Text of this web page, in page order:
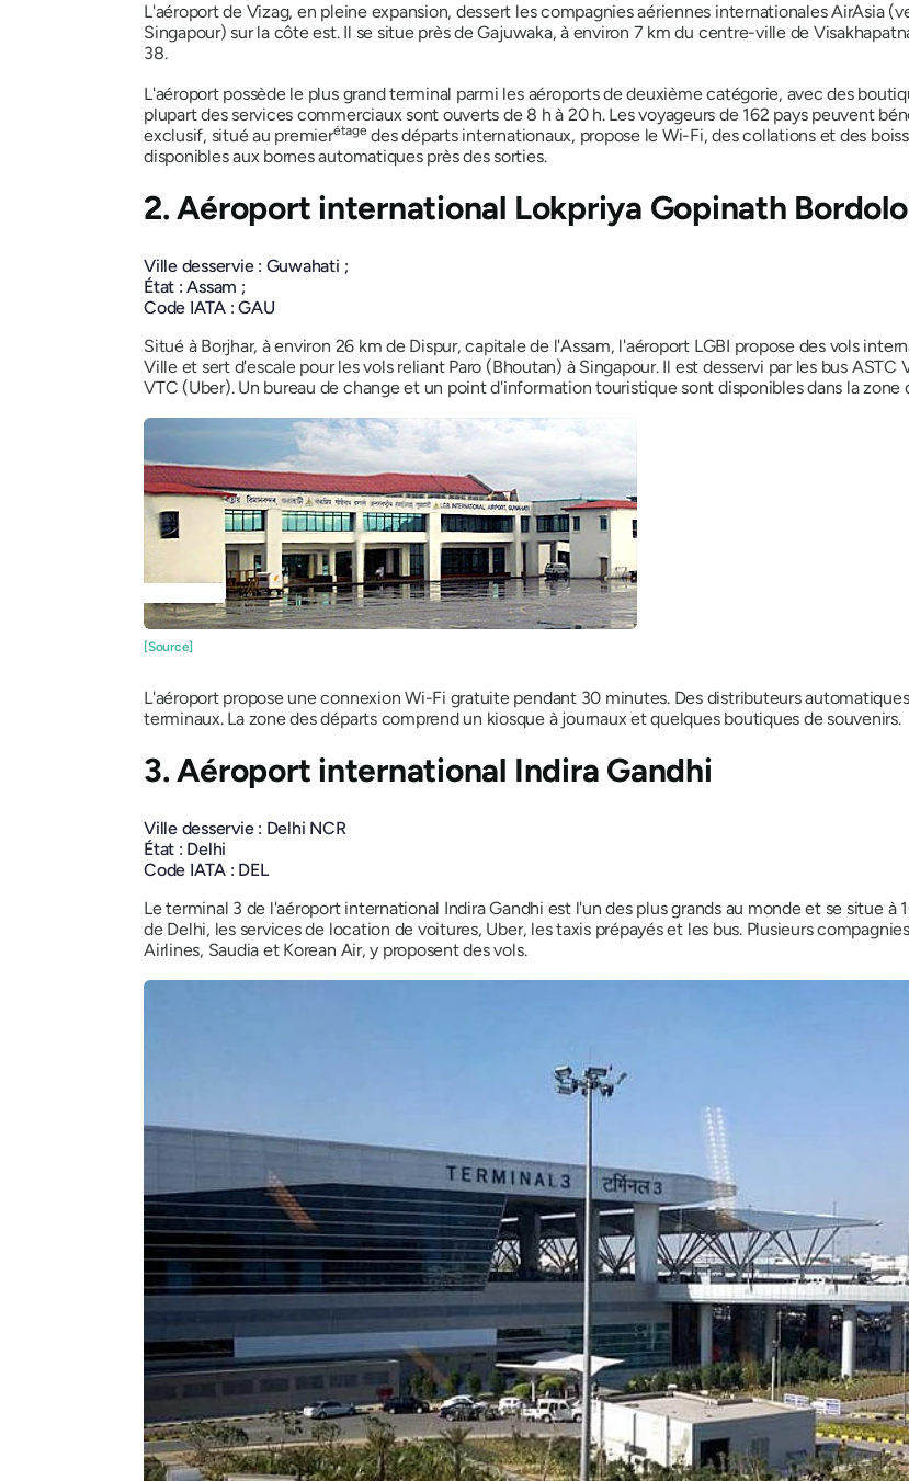
L'aéroport de Vizag, en pleine expansion, dessert les compagnies aériennes internationales AirAsia
Singapour) sur la côte est. Il se situe près de Gajuwaka, à environ 7 km du centre-ville de
38.
L'aéroport possède le plus grand terminal parmi les aéroports de deuxième catégorie, avec des
plupart des services commerciaux sont ouverts de 8 h à 20 h. Les voyageurs de 162 pays peuvent
exclusif, situé au premierétagedes départs internationaux, propose le Wi-Fi, des collations et des
disponibles aux bornes automatiques près des sorties.
2. Aéroport international Lokpriya Gopinath
Ville desservie : Guwahati ;
État : Assam ;
Code IATA : GAU
Situé à Borjhar, à environ 26 km de Dispur, capitale de l'Assam, l'aéroport LGBI propose des vols
Ville et sert d'escale pour les vols reliant Paro (Bhoutan) à Singapour. Il est desservi par les bus
VTC (Uber). Un bureau de change et un point d'information touristique sont disponibles dans la zone
[Source]
L'aéroport propose une connexion Wi-Fi gratuite pendant 30 minutes. Des distributeurs
terminaux. La zone des départs comprend un kiosque à journaux et quelques boutiques de souvenirs.
3. Aéroport international Indira Gandhi
Ville desservie : Delhi NCR
État : Delhi
Code IATA : DEL
Le terminal 3 de l'aéroport international Indira Gandhi est l'un des plus grands au monde et se situe
de Delhi, les services de location de voitures, Uber, les taxis prépayés et les bus. Plusieurs
Airlines, Saudia et Korean Air, y proposent des vols.